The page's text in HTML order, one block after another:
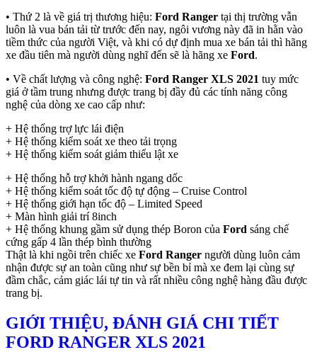
• Thứ 2 là về giá trị thương hiệu: Ford Ranger tại thị trường vẫn
luôn là vua bán tải từ trước đến nay, ngôi vương này đã in hằn vào
tiềm thức của người Việt, và khi có dự định mua xe bán tải thì hãng
xe đầu tiên mà người dùng nghĩ đến sẽ là hãng xe Ford.
• Về chất lượng và công nghệ: Ford Ranger XLS 2021 tuy mức
giá ở tầm trung nhưng được trang bị đầy đủ các tính năng công
nghệ của dòng xe cao cấp như:
+ Hệ thống trợ lực lái điện
+ Hệ thống kiểm soát xe theo tải trọng
+ Hệ thống kiểm soát giảm thiểu lật xe
+ Hệ thống hỗ trợ khởi hành ngang dốc
+ Hệ thống kiểm soát tốc độ tự động – Cruise Control
+ Hệ thống giới hạn tốc độ – Limited Speed
+ Màn hình giải trí 8inch
+ Hệ thống khung gầm sử dụng thép Boron của Ford sáng chế
cứng gấp 4 lần thép bình thường
Thật là khi ngồi trên chiếc xe Ford Ranger người dùng luôn cảm
nhận được sự an toàn cũng như sự bền bỉ mà xe đem lại cùng sự
đầm chắc, cảm giác lái tự tin và rất nhiều công nghệ hàng đầu được
trang bị.
GIỚI THIỆU, ĐÁNH GIÁ CHI TIẾT
FORD RANGER XLS 2021